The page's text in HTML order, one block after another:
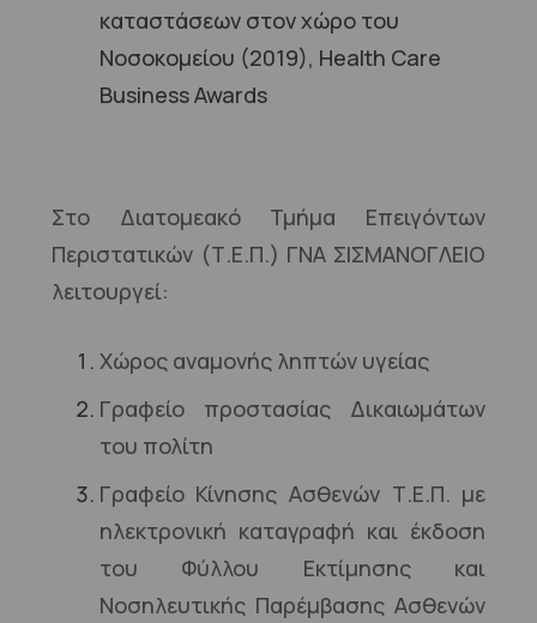
καταστάσεων στον χώρο του
Νοσοκομείου (2019), Health Care
Business Awards
Στο Διατομεακό Τμήμα Επειγόντων
Περιστατικών (Τ.Ε.Π.) ΓΝΑ ΣΙΣΜΑΝΟΓΛΕΙΟ
λειτουργεί:
Χώρος αναμονής ληπτών υγείας
Γραφείο προστασίας Δικαιωμάτων
του πολίτη
Γραφείο Κίνησης Ασθενών Τ.Ε.Π. με
ηλεκτρονική καταγραφή και έκδοση
του Φύλλου Εκτίμησης και
Νοσηλευτικής Παρέμβασης Ασθενών